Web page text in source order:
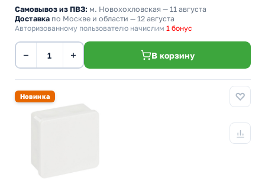
Самовывоз из ПВЗ: м. Новохохловская — 11 августа
Доставка по Москве и области — 12 августа
Авторизованному пользователю начислим 1 бонус
− + В корзину
Новинка